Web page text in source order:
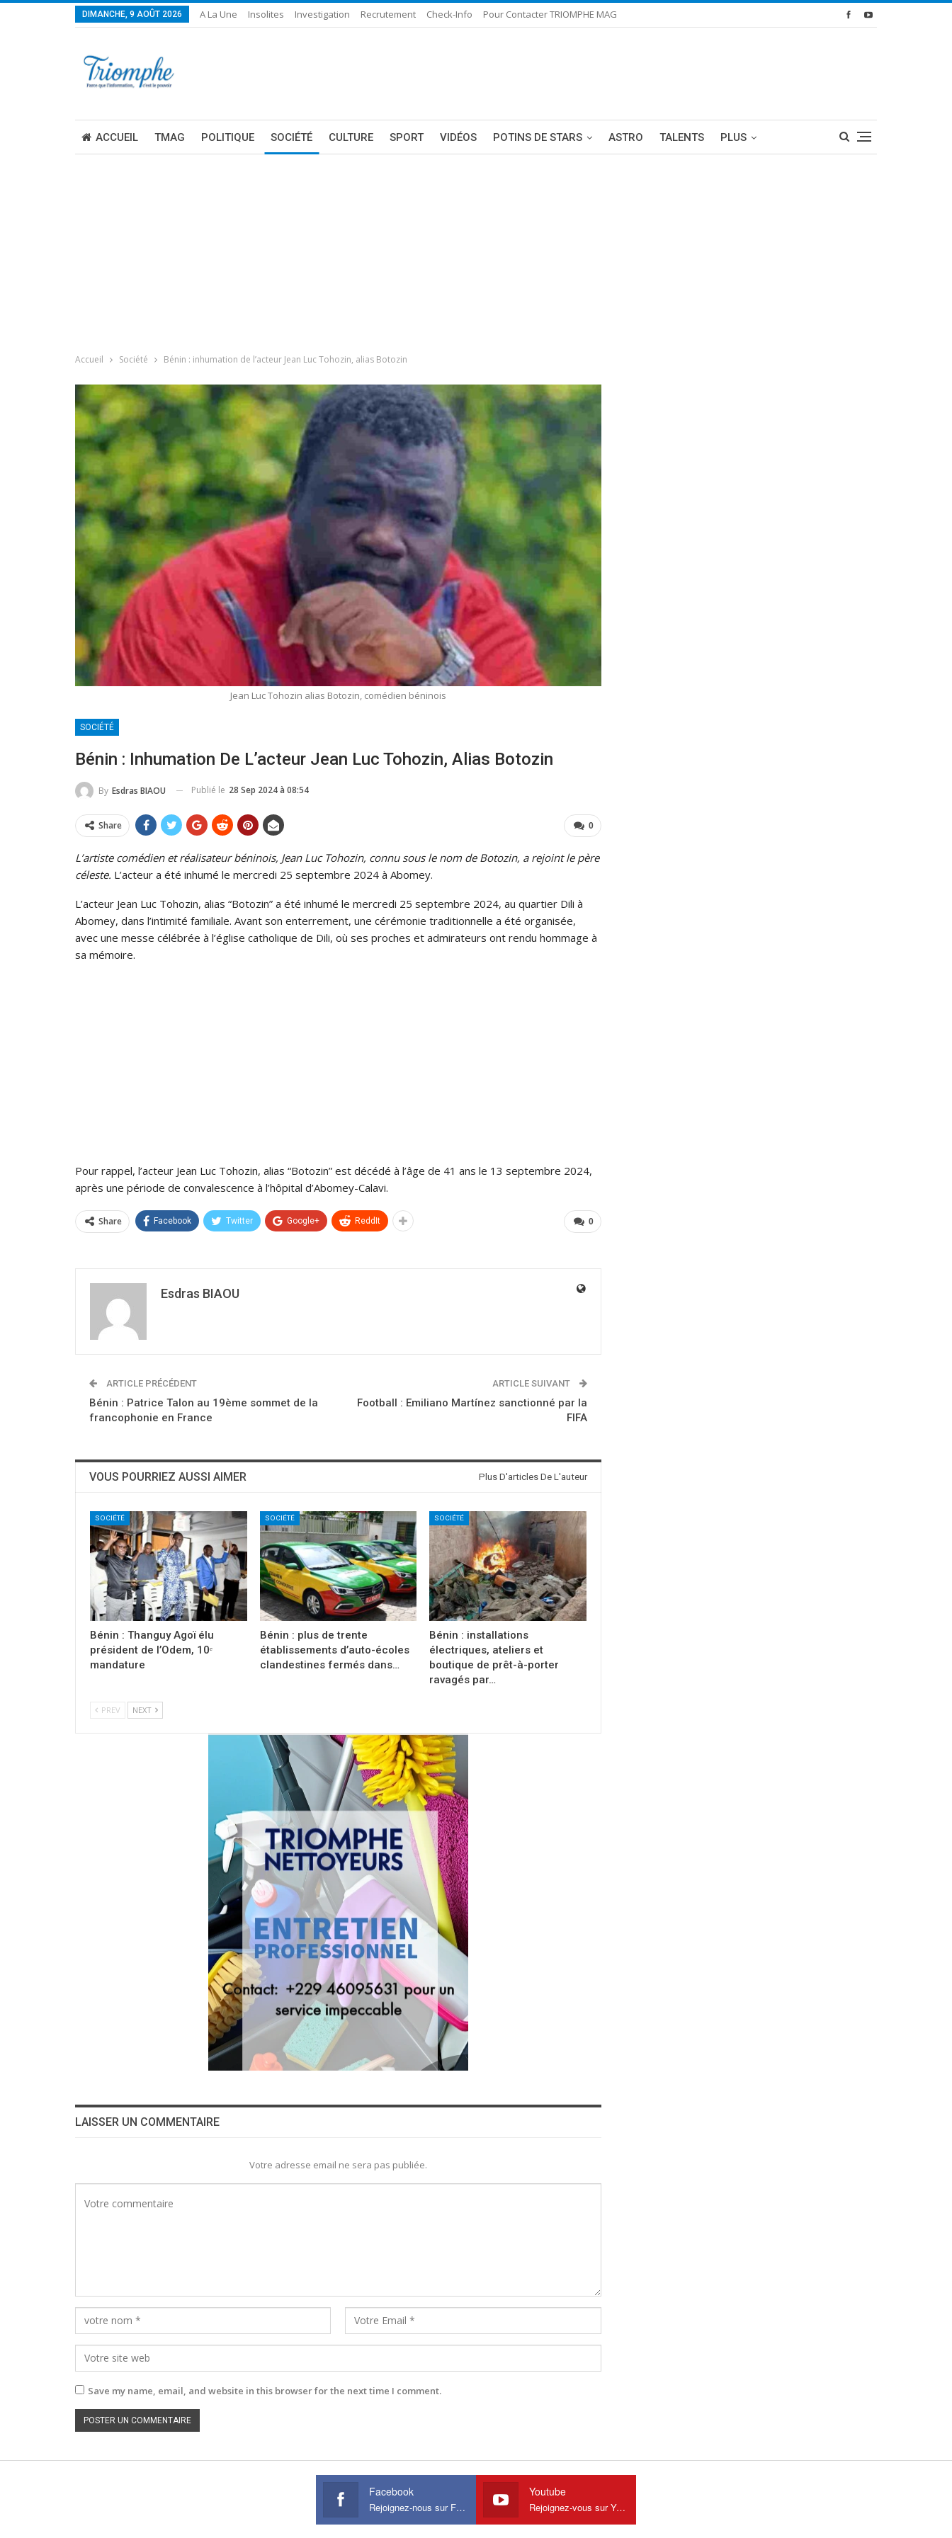
DIMANCHE, 9 AOÛT 2026 A La Une Insolites Investigation Recrutement Check-Info Pour Contacter TRIOMPHE MAG
ACCUEIL TMAG POLITIQUE SOCIÉTÉ CULTURE SPORT VIDÉOS POTINS DE STARS ASTRO TALENTS PLUS
Accueil Société Bénin : inhumation de l’acteur Jean Luc Tohozin, alias Botozin
Jean Luc Tohozin alias Botozin, comédien béninois
SOCIÉTÉ
Bénin : Inhumation De L’acteur Jean Luc Tohozin, Alias Botozin
By Esdras BIAOU Publié le 28 Sep 2024 à 08:54
0
Share
L’artiste comédien et réalisateur béninois, Jean Luc Tohozin, connu sous le nom de Botozin, a rejoint le père
céleste. L’acteur a été inhumé le mercredi 25 septembre 2024 à Abomey.
L’acteur Jean Luc Tohozin, alias “Botozin” a été inhumé le mercredi 25 septembre 2024, au quartier Dili à
Abomey, dans l’intimité familiale. Avant son enterrement, une cérémonie traditionnelle a été organisée,
avec une messe célébrée à l’église catholique de Dili, où ses proches et admirateurs ont rendu hommage à
sa mémoire.
Pour rappel, l’acteur Jean Luc Tohozin, alias “Botozin” est décédé à l’âge de 41 ans le 13 septembre 2024,
après une période de convalescence à l’hôpital d’Abomey-Calavi.
0
Share Facebook Twitter Google+ ReddIt
Esdras BIAOU
ARTICLE PRÉCÉDENT
Bénin : Patrice Talon au 19ème sommet de la
francophonie en France
ARTICLE SUIVANT
Football : Emiliano Martínez sanctionné par la
FIFA
VOUS POURRIEZ AUSSI AIMER Plus D'articles De L'auteur
SOCIÉTÉ
Bénin : Thanguy Agoï élu
président de l’Odem, 10ᵉ
mandature
SOCIÉTÉ
Bénin : plus de trente
établissements d’auto-écoles
clandestines fermés dans…
SOCIÉTÉ
Bénin : installations
électriques, ateliers et
boutique de prêt-à-porter
ravagés par…
PREV NEXT
LAISSER UN COMMENTAIRE
Votre adresse email ne sera pas publiée.
Save my name, email, and website in this browser for the next time I comment.
Facebook
Rejoignez-nous sur Facebook
Youtube
Rejoignez-vous sur Youtube